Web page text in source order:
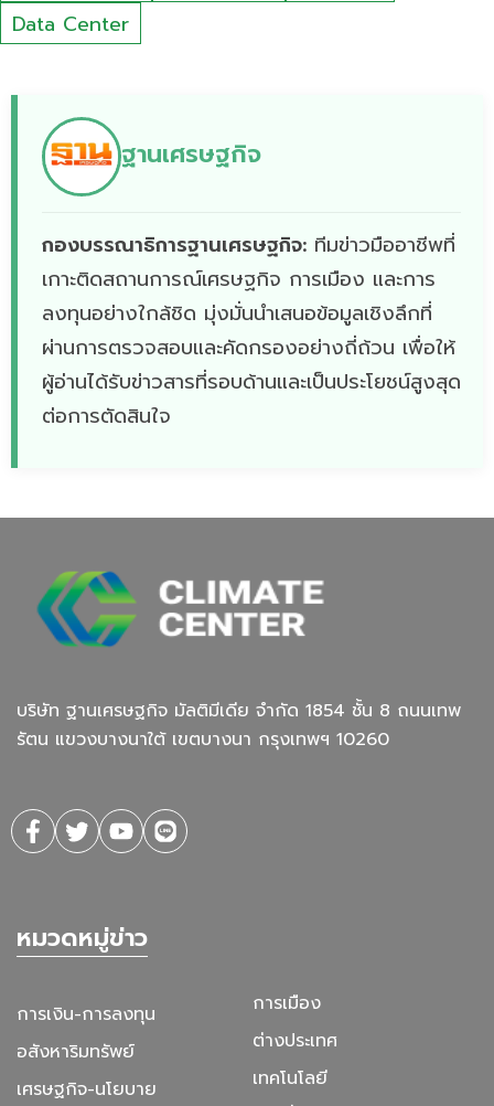
Data Center
ฐานเศรษฐกิจ
กองบรรณาธิการฐานเศรษฐกิจ: ทีมข่าวมืออาชีพที่
เกาะติดสถานการณ์เศรษฐกิจ การเมือง และการ
ลงทุนอย่างใกล้ชิด มุ่งมั่นนำเสนอข้อมูลเชิงลึกที่
ผ่านการตรวจสอบและคัดกรองอย่างถี่ถ้วน เพื่อให้
ผู้อ่านได้รับข่าวสารที่รอบด้านและเป็นประโยชน์สูงสุด
ต่อการตัดสินใจ
บริษัท ฐานเศรษฐกิจ มัลติมีเดีย จํากัด 1854 ชั้น 8 ถนนเทพ
รัตน แขวงบางนาใต้ เขตบางนา กรุงเทพฯ 10260
หมวดหมู่ข่าว
การเงิน-การลงทุน
อสังหาริมทรัพย์
เศรษฐกิจ-นโยบาย
การเมือง
ต่างประเทศ
เทคโนโลยี